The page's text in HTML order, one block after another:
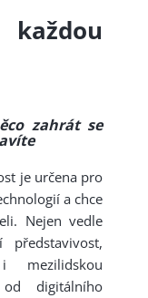
zahrát se
je určena pro
a chce
Nejen vedle
mezilidskou
digitálního